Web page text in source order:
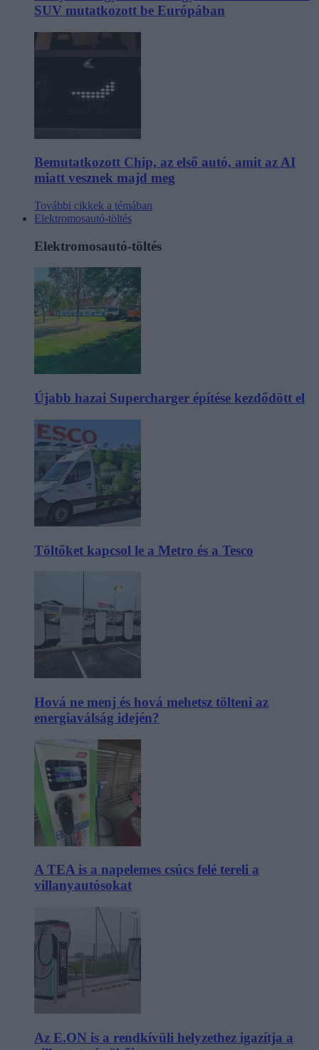
SUV mutatkozott be Európában
Bemutatkozott Chip, az első autó, amit az AI
miatt vesznek majd meg
További cikkek a témában
Elektromosautó-töltés
Elektromosautó-töltés
Újabb hazai Supercharger építése kezdődött el
Töltőket kapcsol le a Metro és a Tesco
Hová ne menj és hová mehetsz tölteni az
energiaválság idején?
A TEA is a napelemes csúcs felé tereli a
villanyautósokat
Az E.ON is a rendkívüli helyzethez igazítja a